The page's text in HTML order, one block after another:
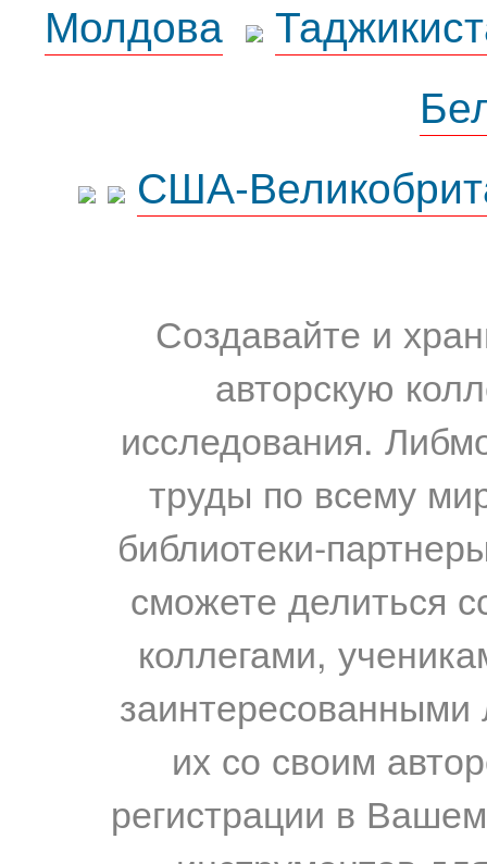
Молдова
США-
Создавайте и
авторскую
исследования.
труды по всему
библиотеки-
сможете делиться
коллегами,
их со своим
регистрации в